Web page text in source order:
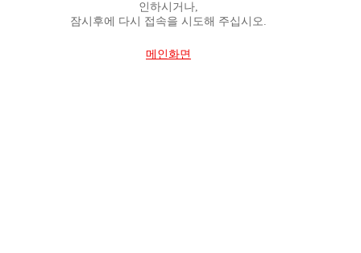
인하시거나,
잠시후에 다시 접속을 시도해 주십시오.
메인화면